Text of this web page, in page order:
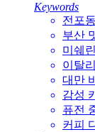
Keywords
전포
부산
미쉐
이탈
대만
감성
퓨전
커피